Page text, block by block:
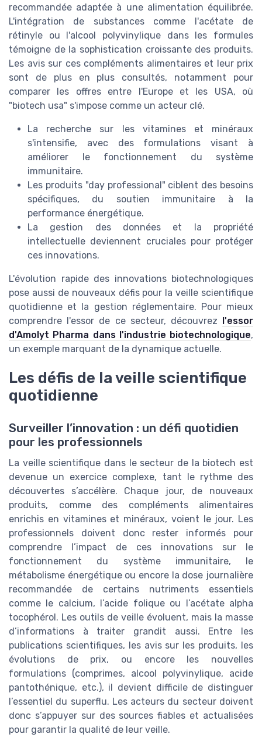
recommandée adaptée à une alimentation équilibrée.
L'intégration de substances comme l'acétate de
rétinyle ou l'alcool polyvinylique dans les formules
témoigne de la sophistication croissante des produits.
Les avis sur ces compléments alimentaires et leur prix
sont de plus en plus consultés, notamment pour
comparer les offres entre l'Europe et les USA, où
"biotech usa" s'impose comme un acteur clé.
La recherche sur les vitamines et minéraux
s'intensifie, avec des formulations visant à
améliorer le fonctionnement du système
immunitaire.
Les produits "day professional" ciblent des besoins
spécifiques, du soutien immunitaire à la
performance énergétique.
La gestion des données et la propriété
intellectuelle deviennent cruciales pour protéger
ces innovations.
L'évolution rapide des innovations biotechnologiques
pose aussi de nouveaux défis pour la veille scientifique
quotidienne et la gestion réglementaire. Pour mieux
comprendre l'essor de ce secteur, découvrez l'essor
d'Amolyt Pharma dans l'industrie biotechnologique,
un exemple marquant de la dynamique actuelle.
Les défis de la veille scientifique
quotidienne
Surveiller l’innovation : un défi quotidien
pour les professionnels
La veille scientifique dans le secteur de la biotech est
devenue un exercice complexe, tant le rythme des
découvertes s’accélère. Chaque jour, de nouveaux
produits, comme des compléments alimentaires
enrichis en vitamines et minéraux, voient le jour. Les
professionnels doivent donc rester informés pour
comprendre l’impact de ces innovations sur le
fonctionnement du système immunitaire, le
métabolisme énergétique ou encore la dose journalière
recommandée de certains nutriments essentiels
comme le calcium, l’acide folique ou l’acétate alpha
tocophérol. Les outils de veille évoluent, mais la masse
d’informations à traiter grandit aussi. Entre les
publications scientifiques, les avis sur les produits, les
évolutions de prix, ou encore les nouvelles
formulations (comprimes, alcool polyvinylique, acide
pantothénique, etc.), il devient difficile de distinguer
l’essentiel du superflu. Les acteurs du secteur doivent
donc s’appuyer sur des sources fiables et actualisées
pour garantir la qualité de leur veille.